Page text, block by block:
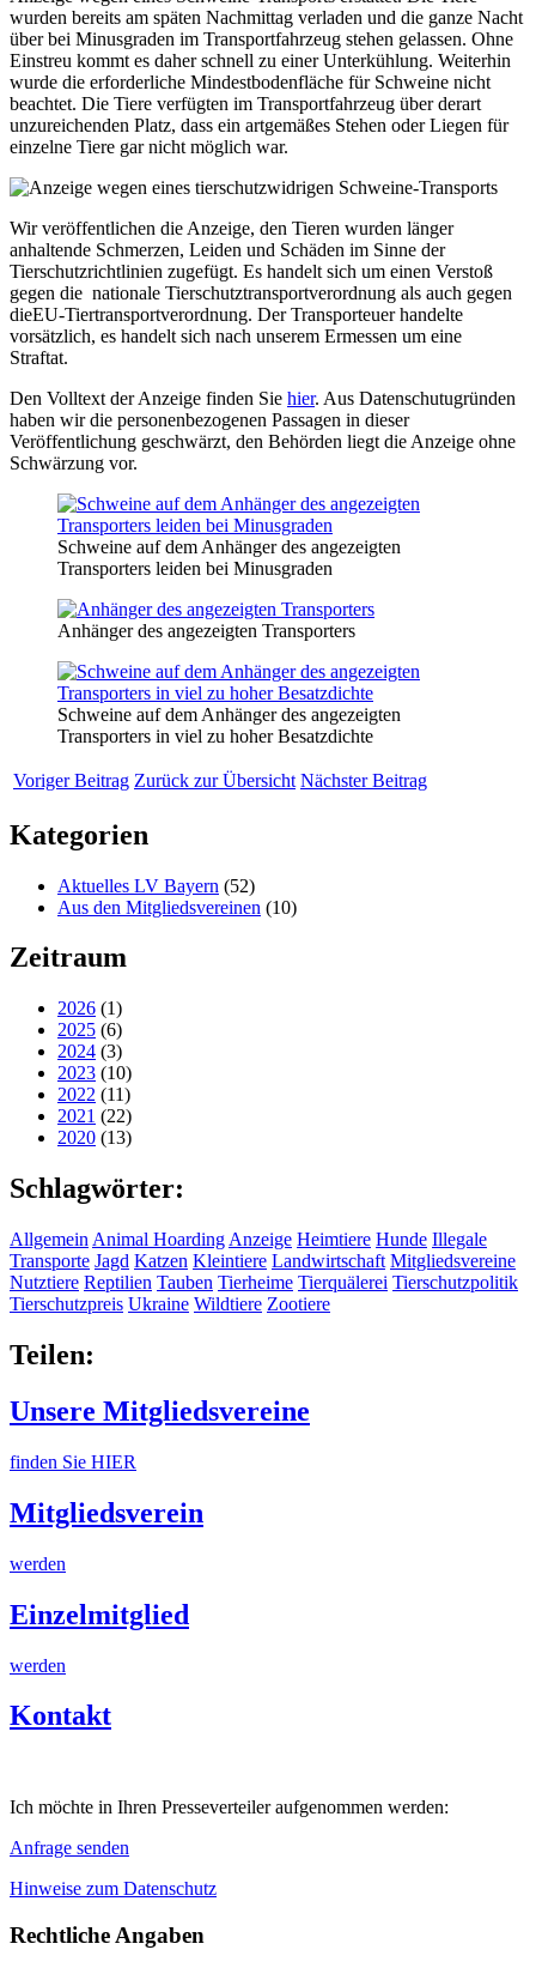
wurden bereits am späten Nachmittag verladen und die ganze Nacht
über bei Minusgraden im Transportfahrzeug stehen gelassen. Ohne
Einstreu kommt es daher schnell zu einer Unterkühlung. Weiterhin
wurde die erforderliche Mindestbodenfläche für Schweine nicht
beachtet. Die Tiere verfügten im Transportfahrzeug über derart
unzureichenden Platz, dass ein artgemäßes Stehen oder Liegen für
einzelne Tiere gar nicht möglich war.
Wir veröffentlichen die Anzeige, den Tieren wurden länger
anhaltende Schmerzen, Leiden und Schäden im Sinne der
Tierschutzrichtlinien zugefügt. Es handelt sich um einen Verstoß
gegen die nationale Tierschutztransportverordnung als auch gegen
dieEU-Tiertransportverordnung. Der Transporteuer handelte
vorsätzlich, es handelt sich nach unserem Ermessen um eine
Straftat.
Den Volltext der Anzeige finden Sie hier. Aus Datenschutugründen
haben wir die personenbezogenen Passagen in dieser
Veröffentlichung geschwärzt, den Behörden liegt die Anzeige ohne
Schwärzung vor.
Schweine auf dem Anhänger des angezeigten
Transporters leiden bei Minusgraden
Anhänger des angezeigten Transporters
Schweine auf dem Anhänger des angezeigten
Transporters in viel zu hoher Besatzdichte
Voriger Beitrag Zurück zur Übersicht Nächster Beitrag
Kategorien
Aktuelles LV Bayern (52)
Aus den Mitgliedsvereinen (10)
Zeitraum
2026 (1)
2025 (6)
2024 (3)
2023 (10)
2022 (11)
2021 (22)
2020 (13)
Schlagwörter:
Allgemein Animal Hoarding Anzeige Heimtiere Hunde Illegale
Transporte Jagd Katzen Kleintiere Landwirtschaft Mitgliedsvereine
Nutztiere Reptilien Tauben Tierheime Tierquälerei Tierschutzpolitik
Tierschutzpreis Ukraine Wildtiere Zootiere
Teilen:
Unsere Mitgliedsvereine
finden Sie HIER
Mitgliedsverein
werden
Einzelmitglied
werden
Kontakt
Ich möchte in Ihren Presseverteiler aufgenommen werden:
Anfrage senden
Hinweise zum Datenschutz
Rechtliche Angaben